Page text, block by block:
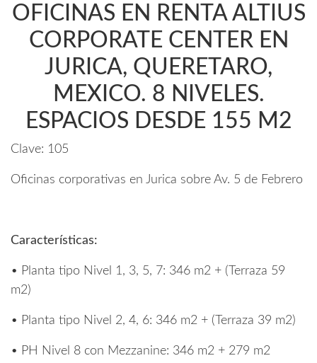
OFICINAS EN RENTA ALTIUS
CORPORATE CENTER EN
JURICA, QUERETARO,
MEXICO. 8 NIVELES.
ESPACIOS DESDE 155 M2
Clave: 105
Oficinas corporativas en Jurica sobre Av. 5 de Febrero
Características:
• Planta tipo Nivel 1, 3, 5, 7: 346 m2 + (Terraza 59
m2)
• Planta tipo Nivel 2, 4, 6: 346 m2 + (Terraza 39 m2)
• PH Nivel 8 con Mezzanine: 346 m2 + 279 m2